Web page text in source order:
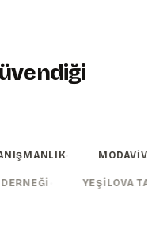
MODAVIVA TEKSTIL·
UMUT ELI DERNEĞI·